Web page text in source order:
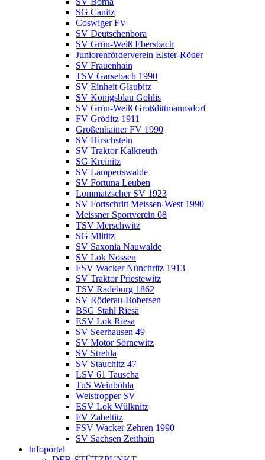
SG Canitz
Coswiger FV
SV Deutschenbora
SV Grün-Weiß Ebersbach
Juniorenförderverein Elster-Röder
SV Frauenhain
TSV Garsebach 1990
SV Einheit Glaubitz
SV Königsblau Gohlis
SV Grün-Weiß Großdittmannsdorf
FV Gröditz 1911
Großenhainer FV 1990
SV Hirschstein
SV Traktor Kalkreuth
SG Kreinitz
SV Lampertswalde
SV Fortuna Leuben
Lommatzscher SV 1923
SV Fortschritt Meissen-West 1990
Meissner Sportverein 08
TSV Merschwitz
SG Miltitz
SV Saxonia Nauwalde
SV Lok Nossen
FSV Wacker Nünchritz 1913
SV Traktor Priestewitz
TSV Radeburg 1862
SV Röderau-Bobersen
BSG Stahl Riesa
ESV Lok Riesa
SV Seerhausen 49
SV Motor Sörnewitz
SV Strehla
SV Stauchitz 47
LSV 61 Tauscha
TuS Weinböhla
Weistropper SV
ESV Lok Wülknitz
FV Zabeltitz
FSV Wacker Zehren 1990
SV Sachsen Zeithain
Infoportal